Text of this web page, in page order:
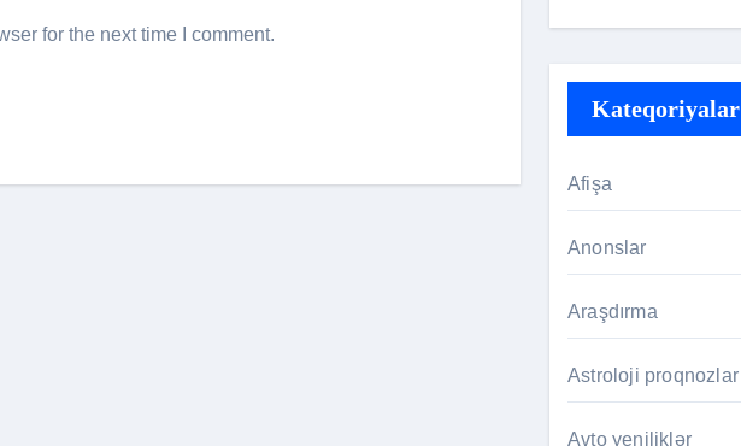
for the next time I comment.
Kateqoriyalar
Afişa
Anonslar
Araşdırma
Astroloji proqnozlar
Avto yeniliklər